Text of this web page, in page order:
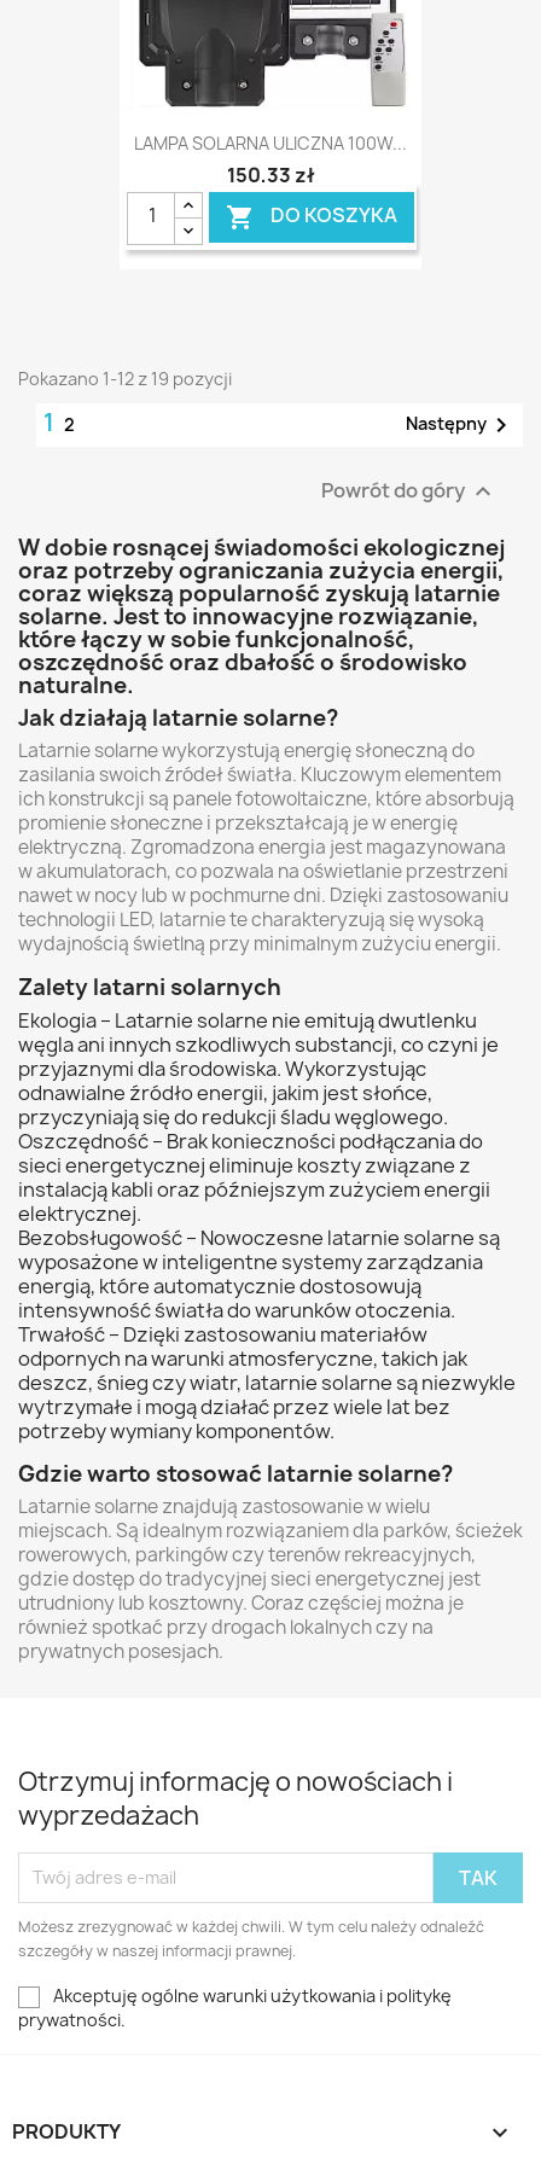
LAMPA SOLARNA ULICZNA 100W...
150,33 zł
 DO KOSZYKA
Pokazano 1-12 z 19 pozycji
1 2 Następny 
Powrót do góry 
W dobie rosnącej świadomości ekologicznej
oraz potrzeby ograniczania zużycia energii,
coraz większą popularność zyskują latarnie
solarne. Jest to innowacyjne rozwiązanie,
które łączy w sobie funkcjonalność,
oszczędność oraz dbałość o środowisko
naturalne.
Jak działają latarnie solarne?
Latarnie solarne wykorzystują energię słoneczną do
zasilania swoich źródeł światła. Kluczowym elementem
ich konstrukcji są panele fotowoltaiczne, które absorbują
promienie słoneczne i przekształcają je w energię
elektryczną. Zgromadzona energia jest magazynowana
w akumulatorach, co pozwala na oświetlanie przestrzeni
nawet w nocy lub w pochmurne dni. Dzięki zastosowaniu
technologii LED, latarnie te charakteryzują się wysoką
wydajnością świetlną przy minimalnym zużyciu energii.
Zalety latarni solarnych
Ekologia – Latarnie solarne nie emitują dwutlenku
węgla ani innych szkodliwych substancji, co czyni je
przyjaznymi dla środowiska. Wykorzystując
odnawialne źródło energii, jakim jest słońce,
przyczyniają się do redukcji śladu węglowego.
Oszczędność – Brak konieczności podłączania do
sieci energetycznej eliminuje koszty związane z
instalacją kabli oraz późniejszym zużyciem energii
elektrycznej.
Bezobsługowość – Nowoczesne latarnie solarne są
wyposażone w inteligentne systemy zarządzania
energią, które automatycznie dostosowują
intensywność światła do warunków otoczenia.
Trwałość – Dzięki zastosowaniu materiałów
odpornych na warunki atmosferyczne, takich jak
deszcz, śnieg czy wiatr, latarnie solarne są niezwykle
wytrzymałe i mogą działać przez wiele lat bez
potrzeby wymiany komponentów.
Gdzie warto stosować latarnie solarne?
Latarnie solarne znajdują zastosowanie w wielu
miejscach. Są idealnym rozwiązaniem dla parków, ścieżek
rowerowych, parkingów czy terenów rekreacyjnych,
gdzie dostęp do tradycyjnej sieci energetycznej jest
utrudniony lub kosztowny. Coraz częściej można je
również spotkać przy drogach lokalnych czy na
prywatnych posesjach.
Otrzymuj informację o nowościach i
wyprzedażach
Możesz zrezygnować w każdej chwili. W tym celu należy odnaleźć
szczegóły w naszej informacji prawnej.
Akceptuję ogólne warunki użytkowania i politykę
prywatności.
PRODUKTY 